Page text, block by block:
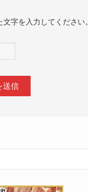
字を入力してください